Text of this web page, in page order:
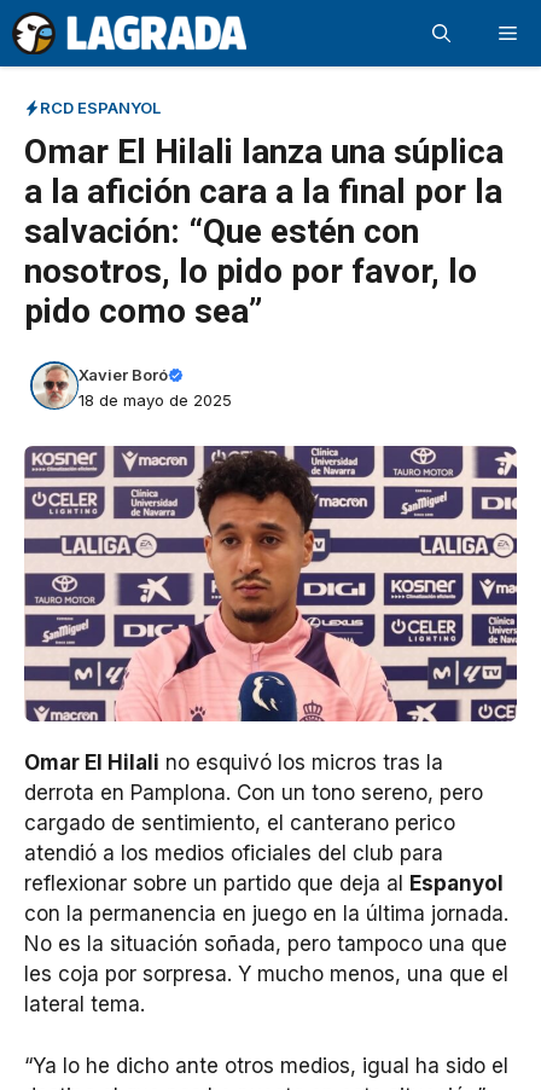
Saltar
al
contenido
RCD ESPANYOL
Omar El Hilali lanza una súplica
a la afición cara a la final por la
salvación: “Que estén con
nosotros, lo pido por favor, lo
pido como sea”
Xavier Boró
18 de mayo de 2025
Omar El Hilali no esquivó los micros tras la
derrota en Pamplona. Con un tono sereno, pero
cargado de sentimiento, el canterano perico
atendió a los medios oficiales del club para
reflexionar sobre un partido que deja al
Espanyol
con la permanencia en juego en la última jornada.
No es la situación soñada, pero tampoco una que
les coja por sorpresa. Y mucho menos, una que el
lateral tema.
“Ya lo he dicho ante otros medios, igual ha sido el